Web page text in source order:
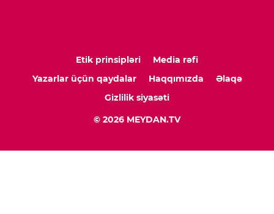
Etik prinsipləri
Media rəfi
Yazarlar üçün qaydalar
Haqqımızda
Əlaqə
Gizlilik siyasəti
© 2026 MEYDAN.TV